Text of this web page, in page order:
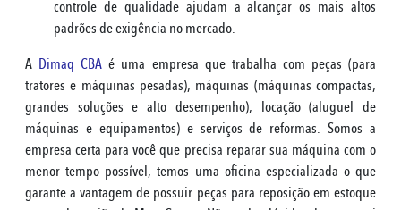
controle de qualidade ajudam a alcançar os mais altos
padrões de exigência no mercado.
A Dimaq CBA é uma empresa que trabalha com peças (para
tratores e máquinas pesadas), máquinas (máquinas compactas,
grandes soluções e alto desempenho), locação (aluguel de
máquinas e equipamentos) e serviços de reformas. Somos a
empresa certa para você que precisa reparar sua máquina com o
menor tempo possível, temos uma oficina especializada o que
garante a vantagem de possuir peças para reposição em estoque